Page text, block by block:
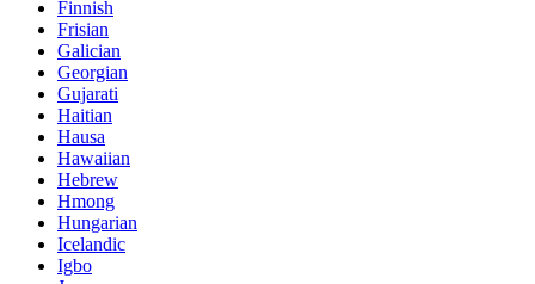
Finnish
Frisian
Galician
Georgian
Gujarati
Haitian
Hausa
Hawaiian
Hebrew
Hmong
Hungarian
Icelandic
Igbo